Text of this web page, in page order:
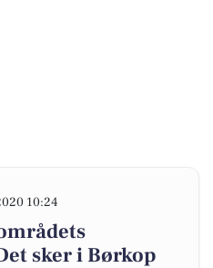
10:24
sker i Børkop